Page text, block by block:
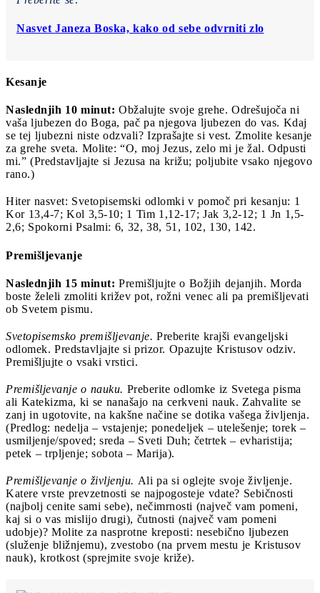
Nasvet Janeza Boska, kako od sebe odvrniti zlo
Kesanje
Naslednjih 10 minut: Obžalujte svoje grehe. Odrešujoča ni
vaša ljubezen do Boga, pač pa njegova ljubezen do vas. Kdaj
se tej ljubezni niste odzvali? Izprašajte si vest. Zmolite kesanje
za grehe sveta. Molite: “O, moj Jezus, zelo mi je žal. Odpusti
mi.” (Predstavljajte si Jezusa na križu; poljubite vsako njegovo
rano.)
Hiter nasvet: Svetopisemski odlomki v pomoč pri kesanju: 1
Kor 13,4-7; Kol 3,5-10; 1 Tim 1,12-17; Jak 3,2-12; 1 Jn 1,5-
2,6; Spokorni Psalmi: 6, 32, 38, 51, 102, 130, 142.
Premišljevanje
Naslednjih 15 minut: Premišljujte o Božjih dejanjih. Morda
boste želeli zmoliti križev pot, rožni venec ali pa premišljevati
ob Svetem pismu.
Svetopisemsko premišljevanje. Preberite krajši evangeljski
odlomek. Predstavljajte si prizor. Opazujte Kristusov odziv.
Premišljujte o vsaki vrstici.
Premišljevanje o nauku. Preberite odlomke iz Svetega pisma
ali Katekizma, ki se nanašajo na cerkveni nauk. Zahvalite se
zanj in ugotovite, na kakšne načine se dotika vašega življenja.
(Predlog: nedelja – vstajenje; ponedeljek – utelešenje; torek –
usmiljenje/spoved; sreda – Sveti Duh; četrtek – evharistija;
petek – trpljenje; sobota – Marija).
Premišljevanje o življenju. Ali pa si oglejte svoje življenje.
Katere vrste prevzetnosti se najpogosteje vdate? Sebičnosti
(najbolj cenite sami sebe), nečimrnosti (največ vam pomeni,
kaj si o vas mislijo drugi), čutnosti (največ vam pomeni
udobje)? Molite za nasprotne kreposti: nesebično ljubezen
(služenje bližnjemu), zvestobo (na prvem mestu je Kristusov
nauk), krotkost (sprejmite svoje križe).